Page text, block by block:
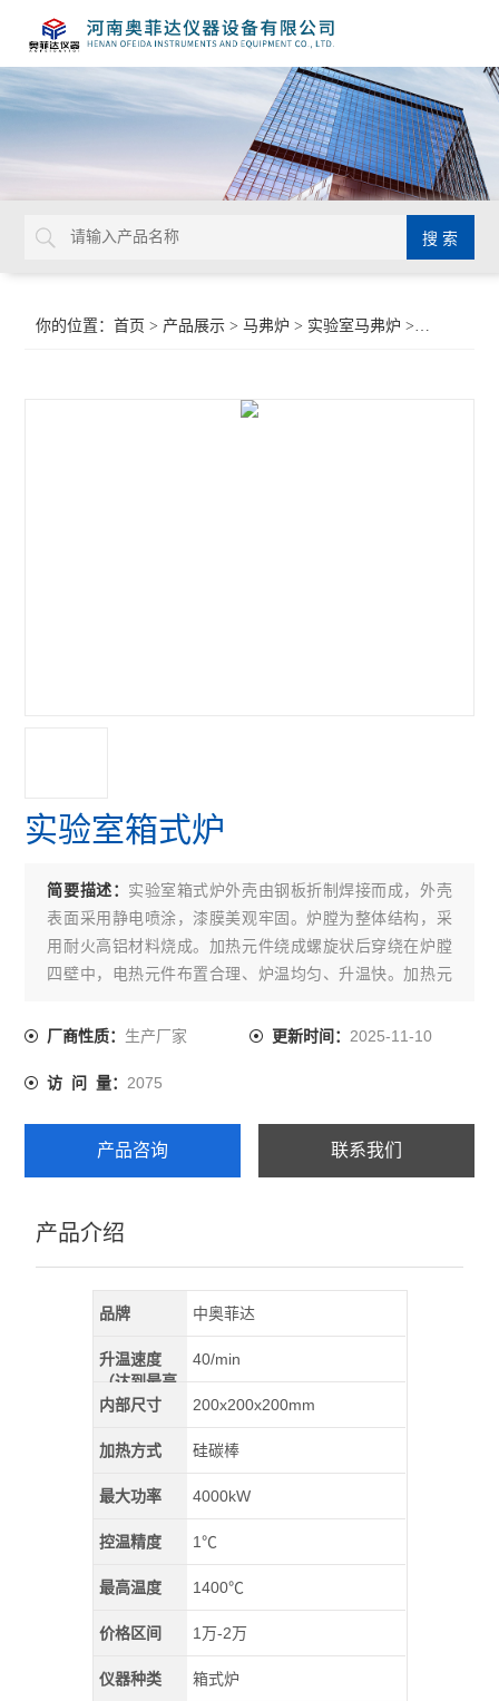
你的位置：首页 > 产品展示 >马弗炉 > 实验室马弗炉 >实验室箱式炉
实验室箱式炉
简要描述： 实验室箱式炉外壳由钢板折制焊接而成，外壳
表面采用静电喷涂，漆膜美观牢固。炉膛为整体结构，采
用耐火高铝材料烧成。加热元件绕成螺旋状后穿绕在炉膛
四壁中，电热元件布置合理、炉温均匀、升温快。加热元
可靠。
厂商性质： 生产厂家 更新时间： 2025-11-10
访 问 量：2075
产品咨询 联系我们
产品介绍
品牌 中奥菲达
升温速度
（达到最高
温）
40/min
内部尺寸 200x200x200mm
加热方式 硅碳棒
最大功率 4000kW
控温精度 1℃
最高温度 1400℃
价格区间 1万-2万
仪器种类 箱式炉